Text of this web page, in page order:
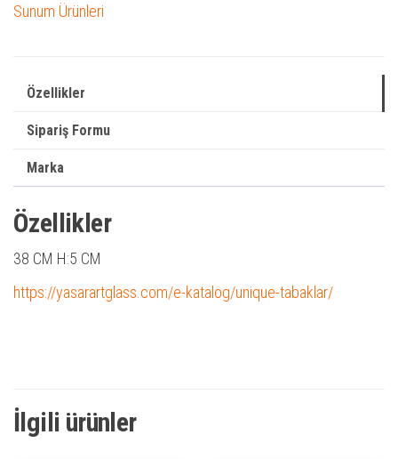
Sunum Ürünleri
Özellikler
Sipariş Formu
Marka
Özellikler
38 CM H:5 CM
https://yasarartglass.com/e-katalog/unique-tabaklar/
İlgili ürünler